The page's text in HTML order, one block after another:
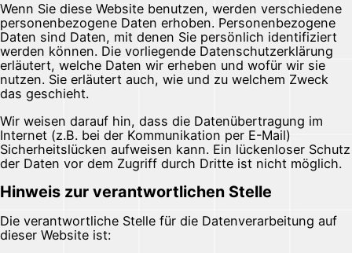
Wenn Sie diese Website benutzen, werden verschiedene
personenbezogene Daten erhoben. Personenbezogene
Daten sind Daten, mit denen Sie persönlich identifiziert
werden können. Die vorliegende Datenschutzerklärung
erläutert, welche Daten wir erheben und wofür wir sie
nutzen. Sie erläutert auch, wie und zu welchem Zweck
das geschieht.
Wir weisen darauf hin, dass die Datenübertragung im
Internet (z.B. bei der Kommunikation per E-Mail)
Sicherheitslücken aufweisen kann. Ein lückenloser Schutz
der Daten vor dem Zugriff durch Dritte ist nicht möglich.
Hinweis zur verantwortlichen Stelle
Die verantwortliche Stelle für die Datenverarbeitung auf
dieser Website ist: